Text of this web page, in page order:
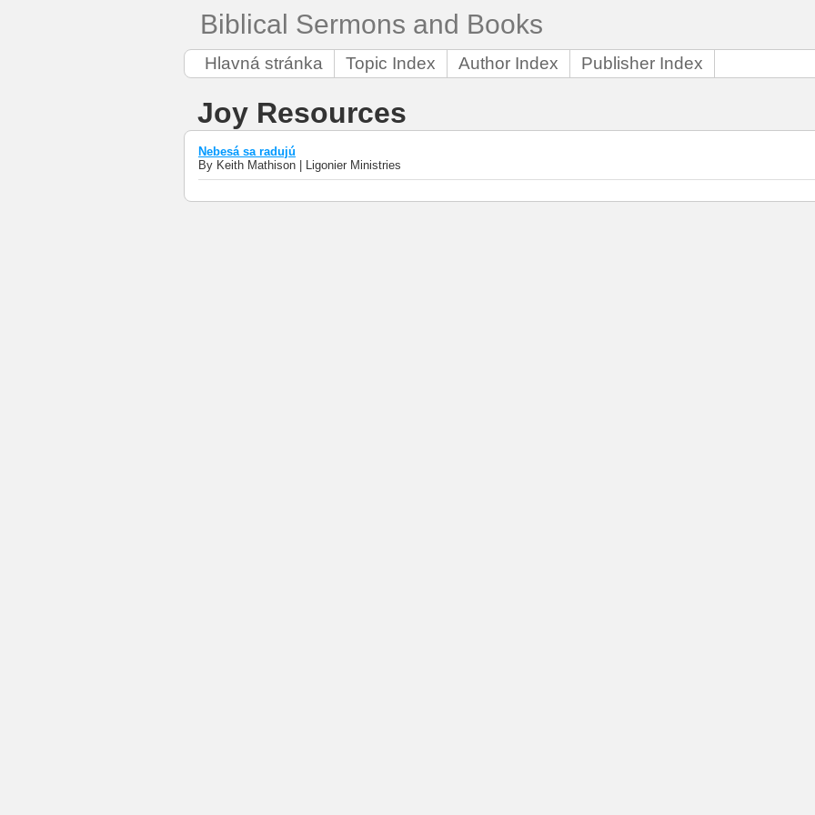
Biblical Sermons and Books
Hlavná stránka Topic Index Author Index Publisher Index
Joy Resources